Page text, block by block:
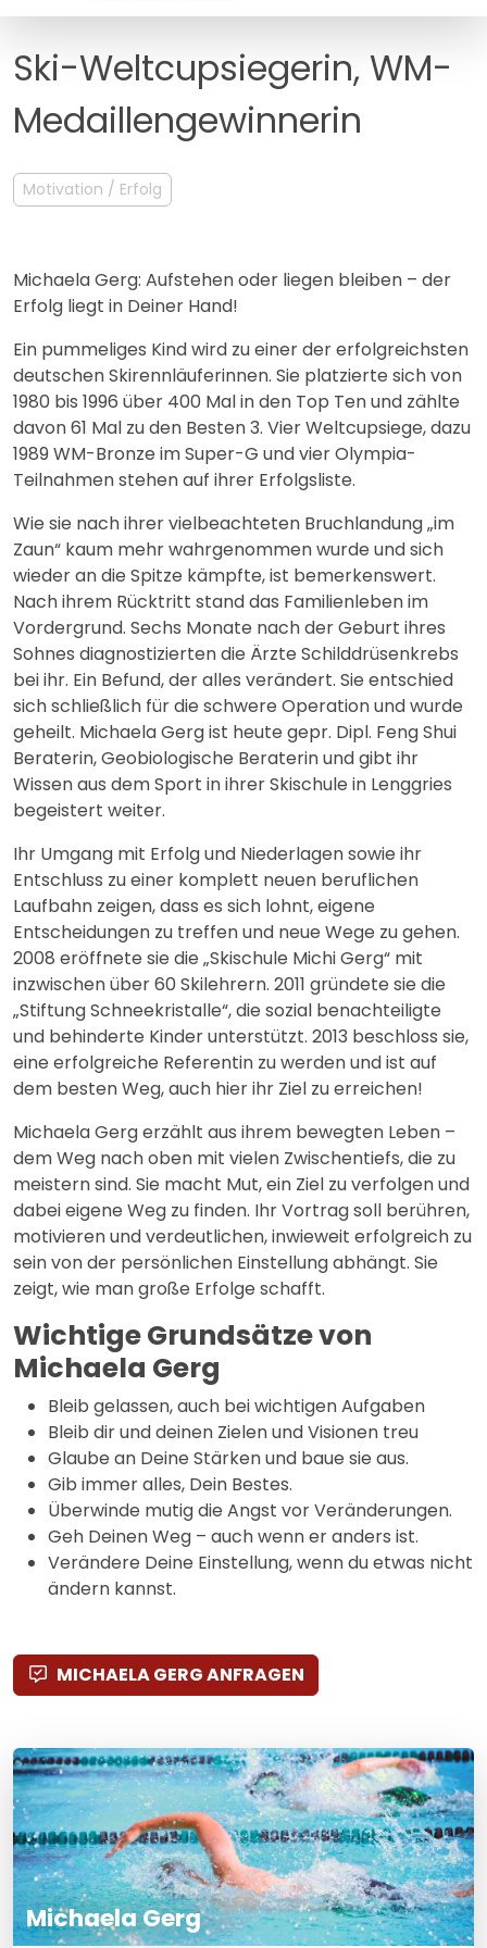
MANAGEMENT
Ski-Weltcupsiegerin, WM-
Medaillengewinnerin
Motivation / Erfolg
Michaela Gerg: Aufstehen oder liegen bleiben – der
Erfolg liegt in Deiner Hand!
Ein pummeliges Kind wird zu einer der erfolgreichsten
deutschen Skirennläuferinnen. Sie platzierte sich von
1980 bis 1996 über 400 Mal in den Top Ten und zählte
davon 61 Mal zu den Besten 3. Vier Weltcupsiege, dazu
1989 WM-Bronze im Super-G und vier Olympia-
Teilnahmen stehen auf ihrer Erfolgsliste.
Wie sie nach ihrer vielbeachteten Bruchlandung „im
Zaun“ kaum mehr wahrgenommen wurde und sich
wieder an die Spitze kämpfte, ist bemerkenswert.
Nach ihrem Rücktritt stand das Familienleben im
Vordergrund. Sechs Monate nach der Geburt ihres
Sohnes diagnostizierten die Ärzte Schilddrüsenkrebs
bei ihr. Ein Befund, der alles verändert. Sie entschied
sich schließlich für die schwere Operation und wurde
geheilt. Michaela Gerg ist heute gepr. Dipl. Feng Shui
Beraterin, Geobiologische Beraterin und gibt ihr
Wissen aus dem Sport in ihrer Skischule in Lenggries
begeistert weiter.
Ihr Umgang mit Erfolg und Niederlagen sowie ihr
Entschluss zu einer komplett neuen beruflichen
Laufbahn zeigen, dass es sich lohnt, eigene
Entscheidungen zu treffen und neue Wege zu gehen.
2008 eröffnete sie die „Skischule Michi Gerg“ mit
inzwischen über 60 Skilehrern. 2011 gründete sie die
„Stiftung Schneekristalle“, die sozial benachteiligte
und behinderte Kinder unterstützt. 2013 beschloss sie,
eine erfolgreiche Referentin zu werden und ist auf
dem besten Weg, auch hier ihr Ziel zu erreichen!
Michaela Gerg erzählt aus ihrem bewegten Leben –
dem Weg nach oben mit vielen Zwischentiefs, die zu
meistern sind. Sie macht Mut, ein Ziel zu verfolgen und
dabei eigene Weg zu finden. Ihr Vortrag soll berühren,
motivieren und verdeutlichen, inwieweit erfolgreich zu
sein von der persönlichen Einstellung abhängt. Sie
zeigt, wie man große Erfolge schafft.
Wichtige Grundsätze von
Michaela Gerg
Bleib gelassen, auch bei wichtigen Aufgaben
Bleib dir und deinen Zielen und Visionen treu
Glaube an Deine Stärken und baue sie aus.
Gib immer alles, Dein Bestes.
Überwinde mutig die Angst vor Veränderungen.
Geh Deinen Weg – auch wenn er anders ist.
Verändere Deine Einstellung, wenn du etwas nicht
ändern kannst.
MICHAELA GERG ANFRAGEN
Michaela Gerg